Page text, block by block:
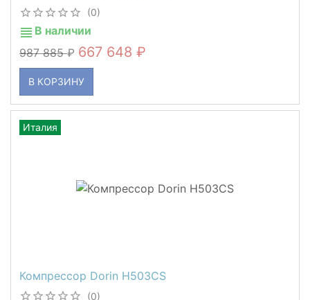
(0)
В наличии
987 885
667 648
В КОРЗИНУ
Компрессор Dorin H503CS
(0)
Италия